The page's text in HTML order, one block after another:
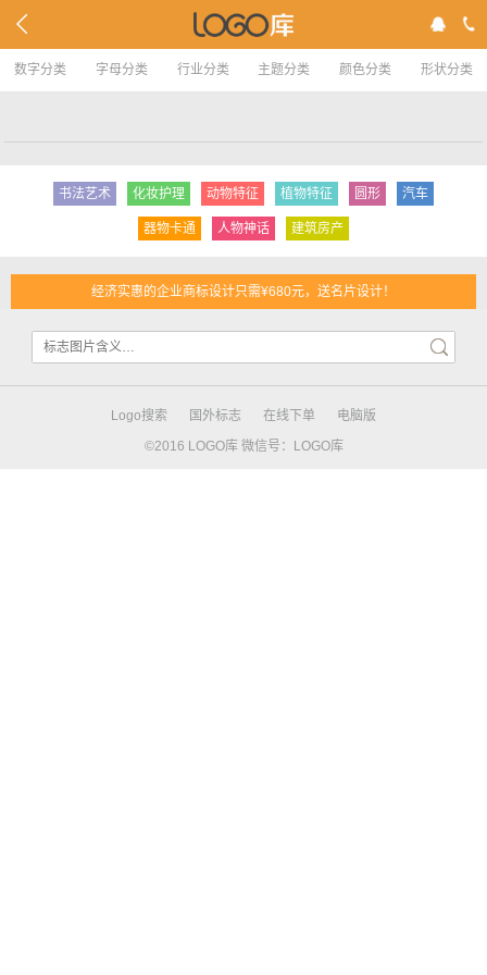
数字分类 字母分类 行业分类 主题分类 颜色分类 形状分类
书法艺术 化妆护理 动物特征 植物特征 圆形 汽车
器物卡通 人物神话 建筑房产
经济实惠的企业商标设计只需¥680元，送名片设计！
Logo搜索 国外标志 在线下单
电脑版
©2016 LOGO库 微信号：LOGO库